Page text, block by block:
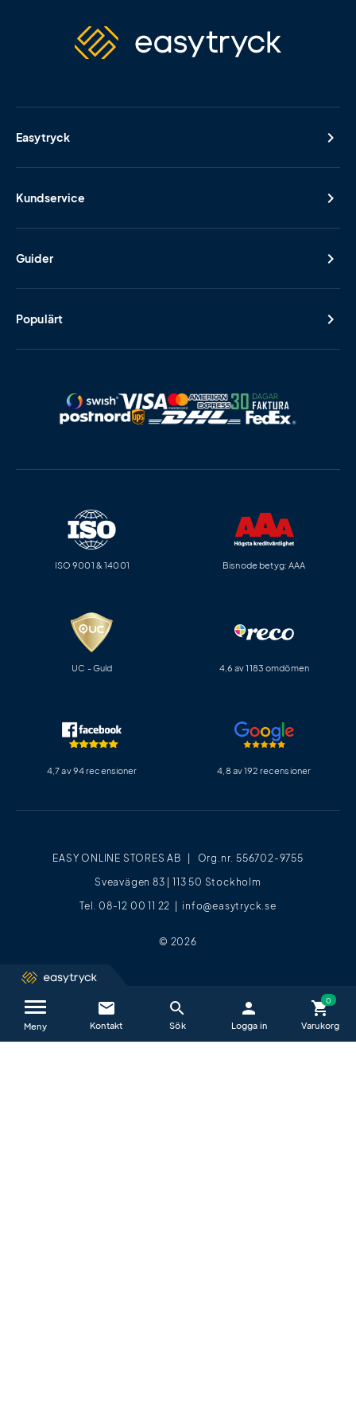
Kontakta oss / FAQ close
Easytryck
Kundservice
Guider
Populärt
EASY ONLINE STORES AB | Org.nr. 556702-9755
Sveavägen 83 | 113 50 Stockholm
Tel. 08-12 00 11 22 | info@easytryck.se
© 2026
ISO 9001 & 14001 Bisnode betyg: AAA
UC - Guld 4,6 av 1183 omdömen
4,7 av 94 recensioner 4,8 av 192 recensioner
Meny
email search person shopping_cart